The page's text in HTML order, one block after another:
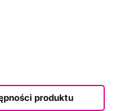
produktu